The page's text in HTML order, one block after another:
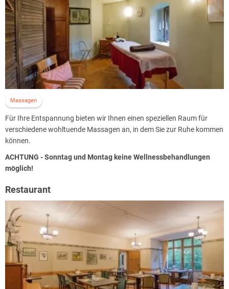
Schloss-Restaurant „Kaiserhof“ mit Außengastronomie
Wellnessabteilung mit Massageangeboten
Verschiedene Tagungs- und Veranstaltungsräume
Museum im Schloss
Schlosspark mit Schlosskirche
Außenstelle des Standesamtes Gardelegen im Schloss
kostenfreie Parkplätze am Hotel
Massagen
Für Ihre Entspannung bieten wir Ihnen einen speziellen Raum für
verschiedene wohltuende Massagen an, in dem Sie zur Ruhe kommen
können.
ACHTUNG - Sonntag und Montag keine Wellnessbehandlungen
möglich!
Restaurant